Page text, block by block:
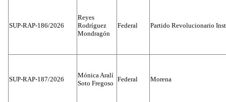
SUP-RAP-186/2026
Reyes
Rodríguez
Mondragón
Federal Partido Revolucionario
SUP-RAP-187/2026
Mónica Aralí
Soto Fregoso
Federal Morena